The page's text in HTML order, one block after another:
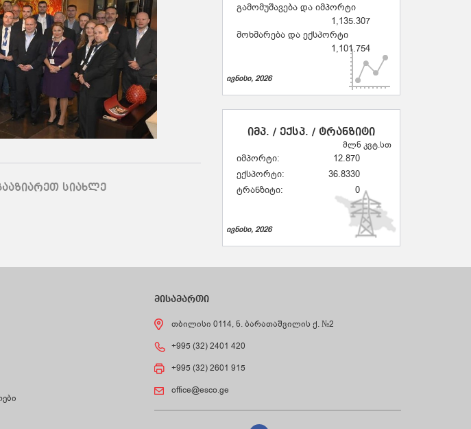
სიახლე
გამომუშავება და იმპორტი
1,135.307
მოხმარება და ექსპორტი
1,101.754
ივნისი, 2026
იმპ. / ექსპ. / ტრანზიტი
მლნ კვტ.სთ
იმპორტი:
12.870
ექსპორტი:
36.8330
ტრანზიტი:
0
ივნისი, 2026
მისამართი
თბილისი 0114, ნ. ბარათაშვილის ქ. №2
+995 (32) 2401 420
+995 (32) 2601 915
office@esco.ge